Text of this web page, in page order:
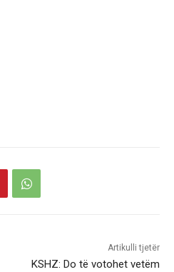
Artikulli tjetër
KSHZ: Do të votohet vetëm